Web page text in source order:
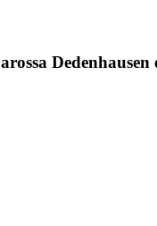
Dedenhausen